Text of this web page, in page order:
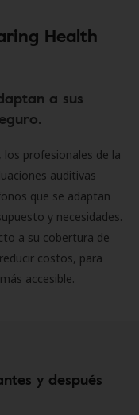
Health
a sus
profesionales de la
auditivas
que se adaptan
y necesidades.
a su cobertura de
costos, para
accesible.
y después